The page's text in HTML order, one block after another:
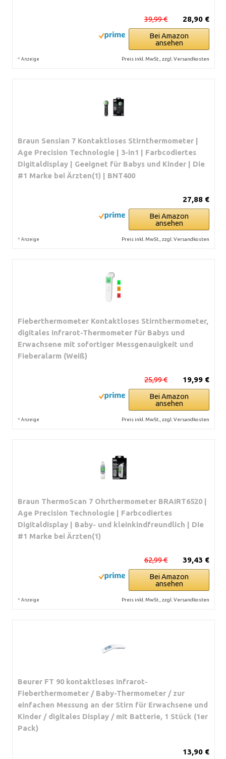
28,90 €
39,99 €
Bei Amazon
ansehen
* Anzeige Preis inkl. MwSt., zzgl. Versandkosten
Braun Sensian 7 Kontaktloses Stirnthermometer |
Age Precision Technologie | 3-in1 | Farbcodiertes
Digitaldisplay | Geeignet für Babys und Kinder | Die
#1 Marke bei Ärzten(1) | BNT400
27,88 €
Bei Amazon
ansehen
* Anzeige Preis inkl. MwSt., zzgl. Versandkosten
Fieberthermometer Kontaktloses Stirnthermometer,
digitales Infrarot-Thermometer für Babys und
Erwachsene mit sofortiger Messgenauigkeit und
Fieberalarm (Weiß)
19,99 €
25,99 €
Bei Amazon
ansehen
* Anzeige Preis inkl. MwSt., zzgl. Versandkosten
Braun ThermoScan 7 Ohrthermometer BRAIRT6520 |
Age Precision Technologie | Farbcodiertes
Digitaldisplay | Baby- und kleinkindfreundlich | Die
#1 Marke bei Ärzten(1)
39,43 €
62,99 €
Bei Amazon
ansehen
* Anzeige Preis inkl. MwSt., zzgl. Versandkosten
Beurer FT 90 kontaktloses Infrarot-
Fieberthermometer / Baby-Thermometer / zur
einfachen Messung an der Stirn für Erwachsene und
Kinder / digitales Display / mit Batterie, 1 Stück (1er
Pack)
13,90 €